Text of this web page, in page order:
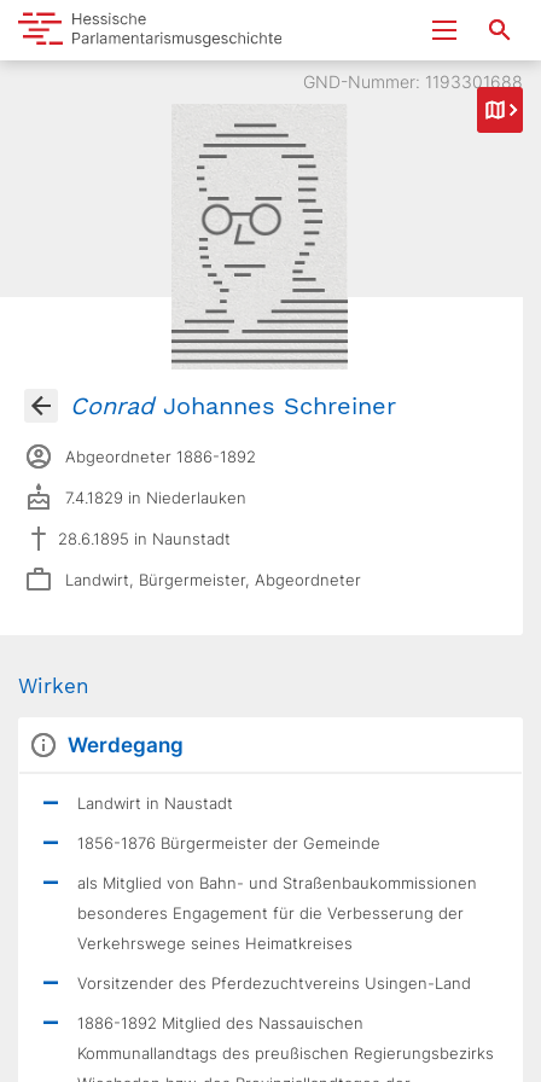
GND-Nummer: 1193301688
ConradJohannes Schreiner
Abgeordneter 1886-1892
7.4.1829 in Niederlauken
28.6.1895 in Naunstadt
Landwirt, Bürgermeister, Abgeordneter
Wirken
Werdegang
Landwirt in Naustadt
1856-1876 Bürgermeister der Gemeinde
als Mitglied von Bahn- und Straßenbaukommissionen
besonderes Engagement für die Verbesserung der
Verkehrswege seines Heimatkreises
Vorsitzender des Pferdezuchtvereins Usingen-Land
1886-1892 Mitglied des Nassauischen
Kommunallandtags des preußischen Regierungsbezirks